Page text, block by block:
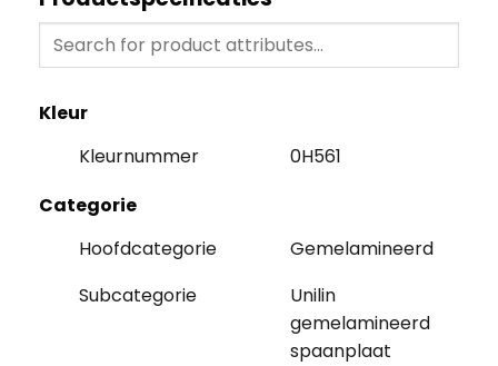
Kleur
Kleurnummer
0H561
Categorie
Hoofdcategorie
Gemelamineerd
Subcategorie
Unilin
gemelamineerd
spaanplaat